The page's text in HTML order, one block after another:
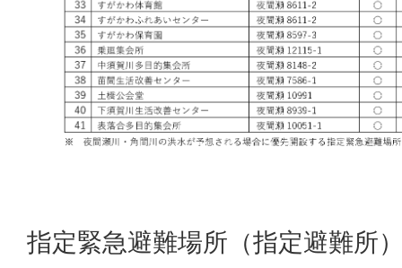
指定緊急避難場所（指定避難所